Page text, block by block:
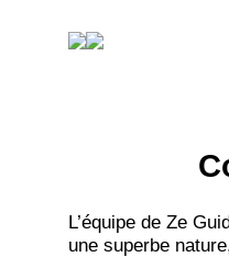
L’équipe de Ze
une superbe